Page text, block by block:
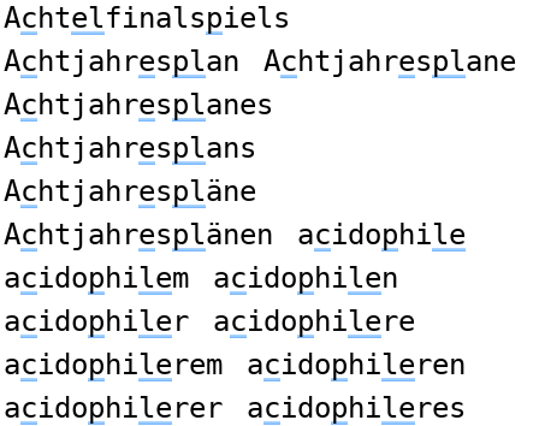
Achtelfinalspiels
Achtjahresplan Achtjahresplane
Achtjahresplanes
Achtjahresplans
Achtjahrespläne
Achtjahresplänen acidophile
acidophilem acidophilen
acidophiler acidophilere
acidophilerem acidophileren
acidophilerer acidophileres